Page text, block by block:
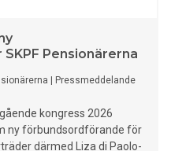
Pensionärerna
Pressmeddelande
kongress 2026
ny förbundsordförande för
därmed Liza di Paolo-